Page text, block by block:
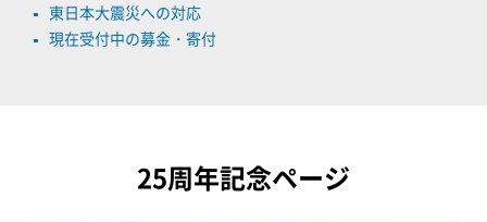
東日本大震災への対応
現在受付中の募金・寄付
25周年記念ページ